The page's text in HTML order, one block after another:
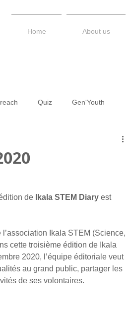
Home About us
Quiz Gen'Youth
de Ikala STEM Diary est
Ikala STEM (Science,
cette troisième édition de Ikala
2020, l’équipe éditoriale veut
au grand public, partager les
de ses volontaires.